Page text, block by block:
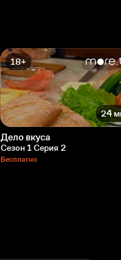
18+
24
Дело вкуса
Сезон 1 Серия 2
Бесплатно